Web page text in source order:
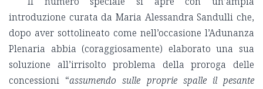
introduzione curata da Maria Alessandra Sandulli che,
dopo aver sottolineato come nell’occasione l’Adunanza
Plenaria abbia (coraggiosamente) elaborato una sua
soluzione all’irrisolto problema della proroga delle
concessioni “assumendo sulle proprie spalle il pesante